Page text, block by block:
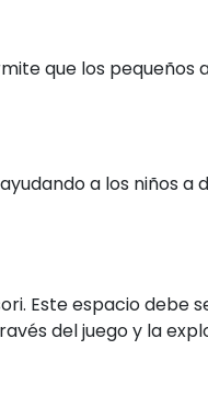
que los
a los niños
Este espacio debe
del juego y la